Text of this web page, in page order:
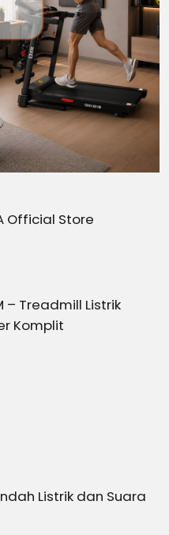
Official Store
– Treadmill Listrik
Komplit
Listrik dan Suara